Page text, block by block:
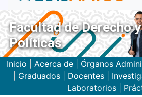
Facultad de Derecho
Políticas
Inicio Acerca de| Órganos
Graduados Docentes
Laboratorios